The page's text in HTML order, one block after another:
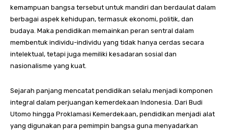
kemampuan bangsa tersebut untuk mandiri dan berdaulat dalam
berbagai aspek kehidupan, termasuk ekonomi, politik, dan
budaya. Maka pendidikan memainkan peran sentral dalam
membentuk individu-individu yang tidak hanya cerdas secara
intelektual, tetapi juga memiliki kesadaran sosial dan
nasionalisme yang kuat.
Sejarah panjang mencatat pendidikan selalu menjadi komponen
integral dalam perjuangan kemerdekaan Indonesia. Dari Budi
Utomo hingga Proklamasi Kemerdekaan, pendidikan menjadi alat
yang digunakan para pemimpin bangsa guna menyadarkan